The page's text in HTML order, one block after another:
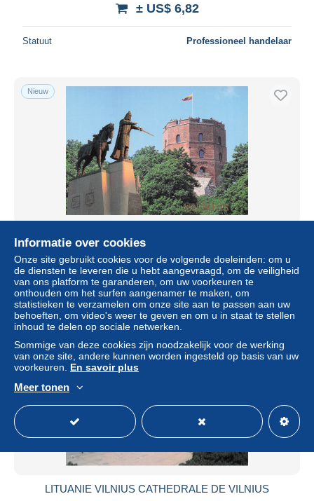
± US$ 6,82
Statuut Professioneel handelaar
Nieuw
LITUANIE VILNIUS TOUR DE GEDIMINAS
± US$ 6,82
Statuut Professioneel handelaar
Nieuw
LITUANIE VILNIUS CATHEDRALE DE VILNIUS
Informatie over cookies
Onze site gebruikt cookies voor de volgende doeleinden: om u
de diensten te leveren die u hebt aangevraagd, om de veiligheid
van ons platform te garanderen, om uw voorkeuren te
onthouden om het surfen aangenamer te maken, om
statistieken te verzamelen om onze site aan te passen aan uw
behoeften, om video's weer te geven en om u in staat te stellen
inhoud te delen op sociale netwerken.
Sommige van deze cookies zijn noodzakelijk voor de werking
van onze site, andere kunnen worden ingesteld op basis van uw
voorkeuren. En savoir plus
Meer tonen